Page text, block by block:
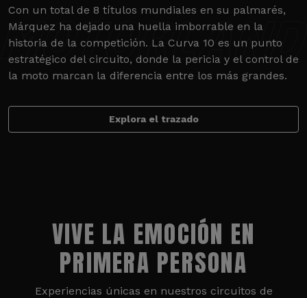
Con un total de 8 títulos mundiales en su palmarés,
Márquez ha dejado una huella imborrable en la
historia de la competición. La Curva 10 es un punto
estratégico del circuito, donde la pericia y el control de
la moto marcan la diferencia entre los más grandes.
Explora el trazado
VIVE LA EMOCIÓN EN
PRIMERA PERSONA
Experiencias únicas en nuestros circuitos de